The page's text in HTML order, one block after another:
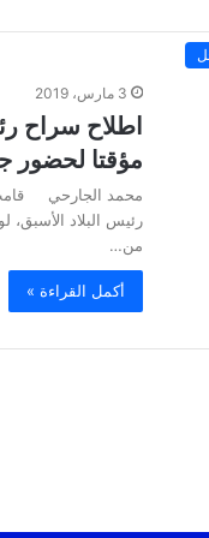
3 مارس، 2019
اطلاح سراح
مؤقتا لحضور
محمد الجارحي قامت
رئيس البلاد الأسبق،
من…
أكمل القراءة »